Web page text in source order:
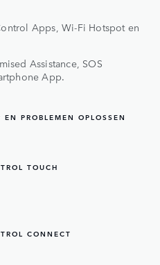
Apps, Wi-Fi Hotspot en
Assistance, SOS
App.
PROBLEMEN OPLOSSEN
TOUCH
CONNECT